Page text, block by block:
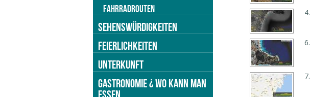
FAHRRADROUTEN
SEHENSWÜRDIGKEITEN
FEIERLICHKEITEN
UNTERKUNFT
GASTRONOMIE ¿ WO KANN MAN
ESSEN